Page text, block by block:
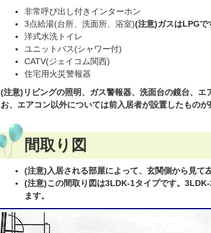
非常呼び出し付きインターホン
3点給湯(台所、洗面所、浴室)(注意)ガスはLPGで
洋式水洗トイレ
ユニットバス(シャワー付)
CATV(ジェイコム関西)
住宅用火災警報器
(注意)リビングの照明、ガス警報器、洗面台の鏡台、
お、エアコン以外については前入居者が設置したものが
間取り図
(注意)入居される部屋によって、玄関側から見て
(注意)この間取り図は3LDK-1タイプです。
ます。